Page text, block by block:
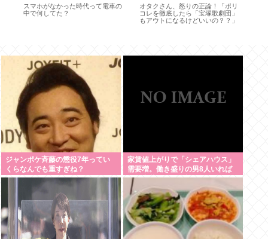
スマホがなかった時代って電車の
中で何してた？
オタクさん、怒りの正論！「ポリ
コレを徹底したら「宝塚歌劇団」
もアウトになるけどいいの？？」
ジャンポケ斉藤の懲役7年ってい
くらなんでも重すぎね？
家賃値上がりで「シェアハウス」
需要増。働き盛りの男8人いれば
一軒家暮らしも余裕で毎日楽しい